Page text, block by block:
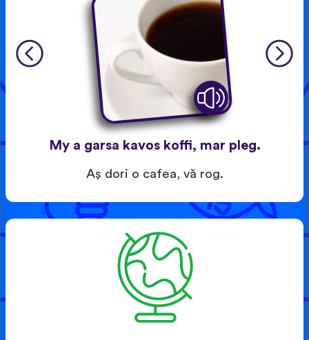
My a garsa kavos koffi, mar pleg.
Aş dori o cafea, vă rog.